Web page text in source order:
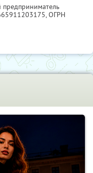
предприниматель
, ОГРН